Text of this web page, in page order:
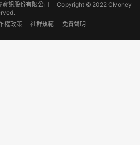
資訊股份有限公司Copyright © 2022 CMoney
權政策 社群規範 免責聲明